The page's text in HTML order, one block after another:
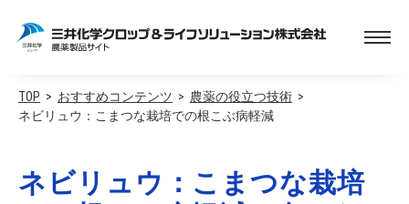
TOP おすすめコンテンツ
農薬の役立つ技術
ネビリュウ：こまつな栽培での根こぶ病軽減
ネビリュウ：こまつな栽培